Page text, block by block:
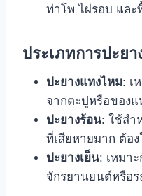
ท่าโพ ไผ่รอบ และ
ประเภทการปะย
ปะยางแทงไหม: เ
จากตะปูหรือของ
ปะยางร้อน: ใช้สำ
ที่เสียหายมาก ต้อง
ปะยางเย็น: เหมา
จักรยานยนต์หรือ